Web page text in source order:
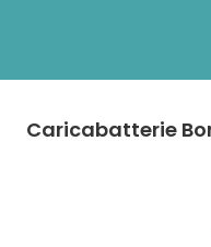
Caricabatterie